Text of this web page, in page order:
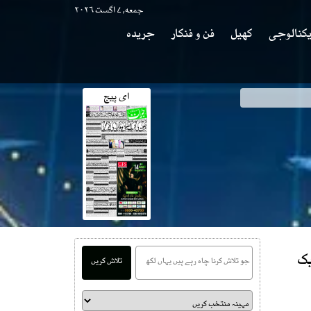
جمعه, ۷ اگست ۲۰۲۶
کھیل فن و فنکار
جریدہ
ای پیج
تلاش کریں